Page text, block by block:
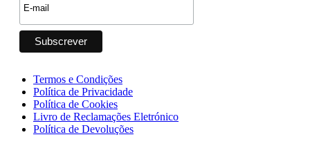
Termos e Condições
Política de Privacidade
Política de Cookies
Livro de Reclamações Eletrónico
Política de Devoluções